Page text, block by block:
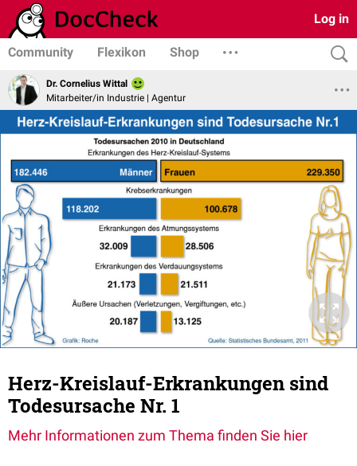
Log in
Community Flexikon Shop
Dr. Cornelius Wittal
Mitarbeiter/in Industrie | Agentur
Herz-Kreislauf-Erkrankungen sind
Todesursache Nr. 1
Mehr Informationen zum Thema finden Sie hier